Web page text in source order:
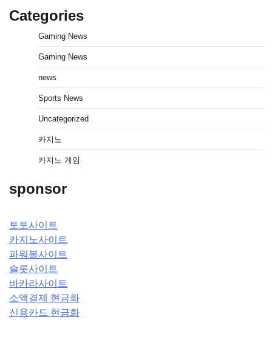
Categories
Gaming News
Gaming News
news
Sports News
Uncategorized
카지노
카지노 게임
sponsor
토토사이트
카지노사이트
파워볼사이트
슬롯사이트
바카라사이트
소액결제 현금화
신용카드 현금화